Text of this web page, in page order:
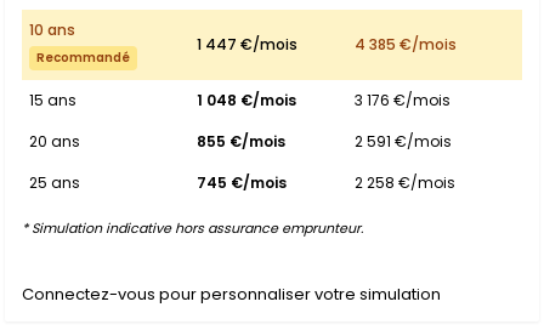
10 ans
Recommandé
1 447 €/mois 4 385 €/mois
15 ans 1 048 €/mois
3 176 €/mois
20 ans
855 €/mois
2 591 €/mois
25 ans
745 €/mois 2 258 €/mois
* Simulation indicative hors assurance emprunteur.
Connectez-vous pour personnaliser votre simulation